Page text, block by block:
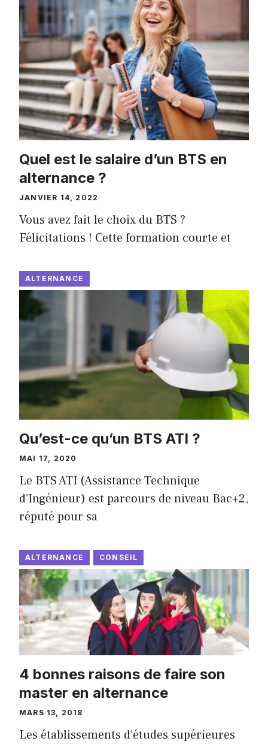
Quel est le salaire d’un BTS en
alternance ?
JANVIER 14, 2022
Vous avez fait le choix du BTS ?
Félicitations ! Cette formation courte et
ALTERNANCE
Qu’est-ce qu’un BTS ATI ?
MAI 17, 2020
Le BTS ATI (Assistance Technique
d’Ingénieur) est parcours de niveau Bac+2,
réputé pour sa
ALTERNANCE CONSEIL
4 bonnes raisons de faire son
master en alternance
MARS 13, 2018
Les établissements d’études supérieures